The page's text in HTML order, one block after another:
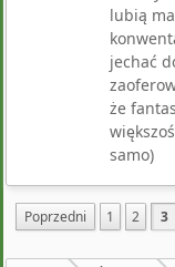
lubią
jechać
że
samo)
Poprzedni 1 2 3